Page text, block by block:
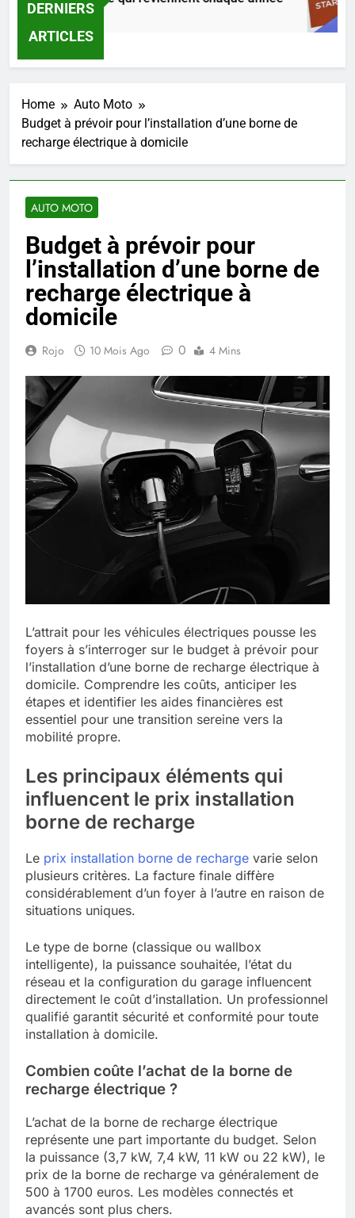
DERNIERS
ARTICLES
Home
Auto Moto
Budget à prévoir pour l’installation d’une borne de
recharge électrique à domicile
AUTO MOTO
Budget à prévoir pour
l’installation d’une borne de
recharge électrique à
domicile
Rojo 10 Mois Ago 0 4 Mins
L’attrait pour les véhicules électriques pousse les
foyers à s’interroger sur le budget à prévoir pour
l’installation d’une borne de recharge électrique à
domicile. Comprendre les coûts, anticiper les
étapes et identifier les aides financières est
essentiel pour une transition sereine vers la
mobilité propre.
Les principaux éléments qui
influencent le prix installation
borne de recharge
Le prix installation borne de recharge varie selon
plusieurs critères. La facture finale diffère
considérablement d’un foyer à l’autre en raison de
situations uniques.
Le type de borne (classique ou wallbox
intelligente), la puissance souhaitée, l’état du
réseau et la configuration du garage influencent
directement le coût d’installation. Un professionnel
qualifié garantit sécurité et conformité pour toute
installation à domicile.
Combien coûte l’achat de la borne de
recharge électrique ?
L’achat de la borne de recharge électrique
représente une part importante du budget. Selon
la puissance (3,7 kW, 7,4 kW, 11 kW ou 22 kW), le
prix de la borne de recharge va généralement de
500 à 1700 euros. Les modèles connectés et
avancés sont plus chers.